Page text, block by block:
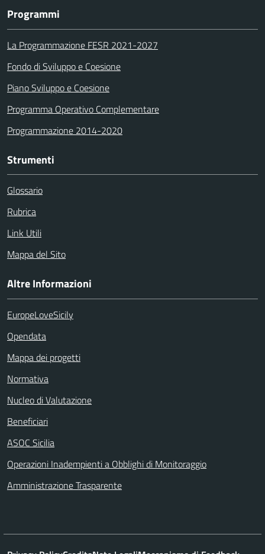
Programmi
La Programmazione FESR 2021-2027
Fondo di Sviluppo e Coesione
Piano Sviluppo e Coesione
Programma Operativo Complementare
Programmazione 2014-2020
Strumenti
Glossario
Rubrica
Link Utili
Mappa del Sito
Altre Informazioni
EuropeLoveSicily
Opendata
Mappa dei progetti
Normativa
Nucleo di Valutazione
Beneficiari
ASOC Sicilia
Operazioni Inadempienti a Obblighi di Monitoraggio
Amministrazione Trasparente